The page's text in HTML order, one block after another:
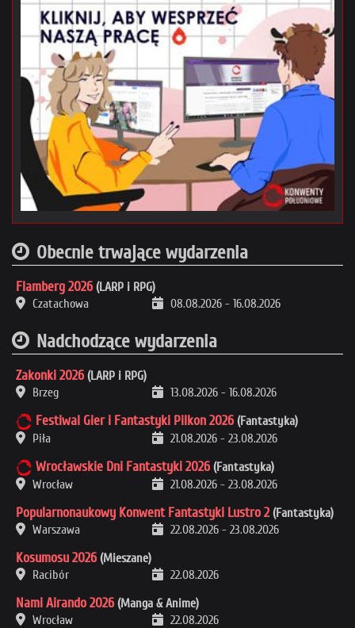
Obecnie trwające wydarzenia
Flamberg 2026 (LARP i RPG)
Czatachowa
08.08.2026 - 16.08.2026
Nadchodzące wydarzenia
Zakonki 2026 (LARP i RPG)
Brzeg
13.08.2026 - 16.08.2026
Festiwal Gier i Fantastyki Pilkon 2026 (Fantastyka)
Piła
21.08.2026 - 23.08.2026
Wrocławskie Dni Fantastyki 2026 (Fantastyka)
Wrocław
21.08.2026 - 23.08.2026
Popularnonaukowy Konwent Fantastyki Lustro 2 (Fantastyka)
Warszawa
22.08.2026 - 23.08.2026
Kosumosu 2026 (Mieszane)
Racibór
22.08.2026
Nami Airando 2026 (Manga & Anime)
Wrocław
22.08.2026